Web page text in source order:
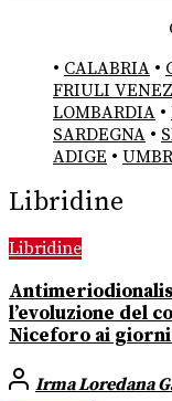
• CALABRIA •
FRIULI
LOMBARDIA •
SARDEGNA •
ADIGE •
Libridine
Libridine
l’evoluzione del
Niceforo ai
Irma Loredana